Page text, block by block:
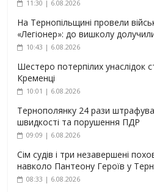
11:30 | 6.08.2026
На Тернопільщині провели
«Легіонер»: до вишколу
10:43 | 6.08.2026
Шестеро потерпілих унаслідок
Кременці
10:01 | 6.08.2026
Тернополянку 24 рази
швидкості та порушення ПДР
09:09 | 6.08.2026
Сім судів і три незавершені
навколо Пантеону Героїв у
08:33 | 6.08.2026